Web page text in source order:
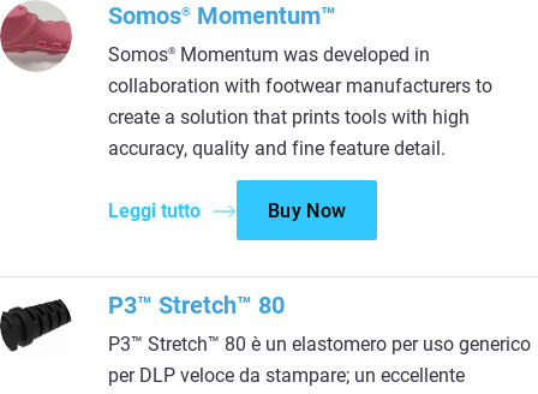
Somos® Momentum™
Somos® Momentum was developed in
collaboration with footwear manufacturers to
create a solution that prints tools with high
accuracy, quality and fine feature detail.
Leggi tutto Buy Now
P3™ Stretch™ 80
P3™ Stretch™ 80 è un elastomero per uso generico
per DLP veloce da stampare; un eccellente